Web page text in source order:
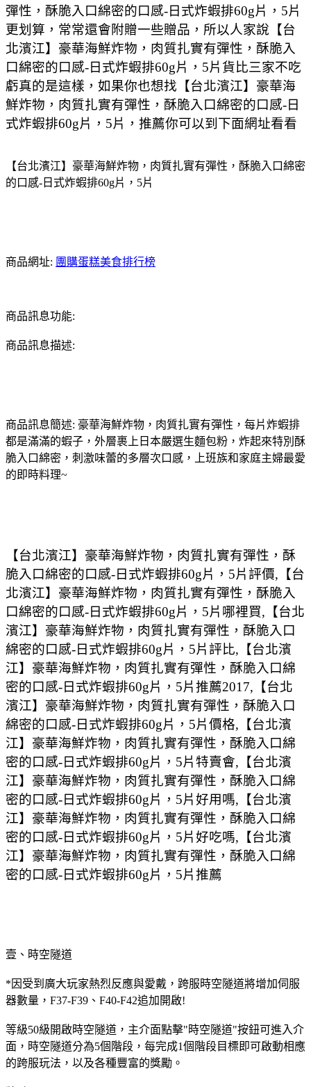
彈性，酥脆入口綿密的口感-日式炸蝦排60g片，5片
更划算，常常還會附贈一些贈品，所以人家說【台
北濱江】豪華海鮮炸物，肉質扎實有彈性，酥脆入
口綿密的口感-日式炸蝦排60g片，5片貨比三家不吃
虧真的是這樣，如果你也想找【台北濱江】豪華海
鮮炸物，肉質扎實有彈性，酥脆入口綿密的口感-日
式炸蝦排60g片，5片，推薦你可以到下面網址看看
【台北濱江】豪華海鮮炸物，肉質扎實有彈性，酥脆入口綿密
的口感-日式炸蝦排60g片，5片
商品網址: 團購蛋糕美食排行榜
商品訊息功能:
商品訊息描述:
商品訊息簡述: 豪華海鮮炸物，肉質扎實有彈性，每片炸蝦排
都是滿滿的蝦子，外層裹上日本嚴選生麵包粉，炸起來特別酥
脆入口綿密，刺激味蕾的多層次口感，上班族和家庭主婦最愛
的即時料理~
【台北濱江】豪華海鮮炸物，肉質扎實有彈性，酥
脆入口綿密的口感-日式炸蝦排60g片，5片評價,【台
北濱江】豪華海鮮炸物，肉質扎實有彈性，酥脆入
口綿密的口感-日式炸蝦排60g片，5片哪裡買,【台北
濱江】豪華海鮮炸物，肉質扎實有彈性，酥脆入口
綿密的口感-日式炸蝦排60g片，5片評比,【台北濱
江】豪華海鮮炸物，肉質扎實有彈性，酥脆入口綿
密的口感-日式炸蝦排60g片，5片推薦2017,【台北
濱江】豪華海鮮炸物，肉質扎實有彈性，酥脆入口
綿密的口感-日式炸蝦排60g片，5片價格,【台北濱
江】豪華海鮮炸物，肉質扎實有彈性，酥脆入口綿
密的口感-日式炸蝦排60g片，5片特賣會,【台北濱
江】豪華海鮮炸物，肉質扎實有彈性，酥脆入口綿
密的口感-日式炸蝦排60g片，5片好用嗎,【台北濱
江】豪華海鮮炸物，肉質扎實有彈性，酥脆入口綿
密的口感-日式炸蝦排60g片，5片好吃嗎,【台北濱
江】豪華海鮮炸物，肉質扎實有彈性，酥脆入口綿
密的口感-日式炸蝦排60g片，5片推薦
壹、時空隧道
*因受到廣大玩家熱烈反應與愛戴，跨服時空隧道將增加伺服
器數量，F37-F39、F40-F42追加開啟!
等級50級開啟時空隧道，主介面點擊"時空隧道"按鈕可進入介
面，時空隧道分為5個階段，每完成1個階段目標即可啟動相應
的跨服玩法，以及各種豐富的獎勵。